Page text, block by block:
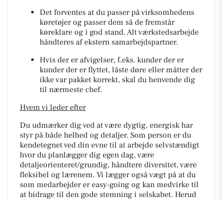
Det forventes at du passer på virksomhedens
køretøjer og passer dem så de fremstår
køreklare og i god stand. Alt værkstedsarbejde
håndteres af ekstern samarbejdspartner.
Hvis der er afvigelser, f.eks. kunder der er
kunder der er flyttet, låste døre eller måtter der
ikke var pakket korrekt, skal du henvende dig
til nærmeste chef.
Hvem vi leder efter
Du udmærker dig ved at være dygtig, energisk har
styr på både helhed og detaljer. Som person er du
kendetegnet ved din evne til at arbejde selvstændigt
hvor du planlægger dig egen dag, være
detaljeorienteret/grundig, håndtere diversitet, være
fleksibel og lærenem. Vi lægger også vægt på at du
som medarbejder er easy-going og kan medvirke til
at bidrage til den gode stemning i selskabet. Herud